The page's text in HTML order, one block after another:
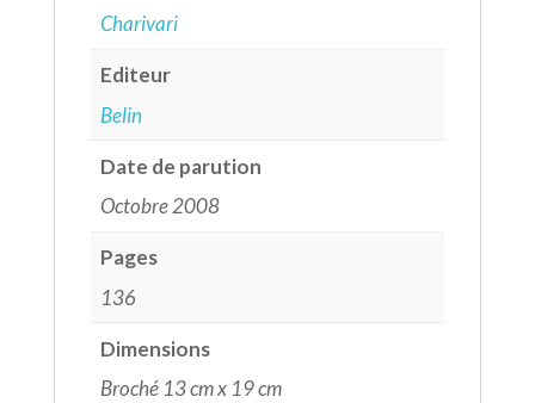
Charivari
Editeur
Belin
Date de parution
Octobre 2008
Pages
136
Dimensions
Broché 13 cm x 19 cm